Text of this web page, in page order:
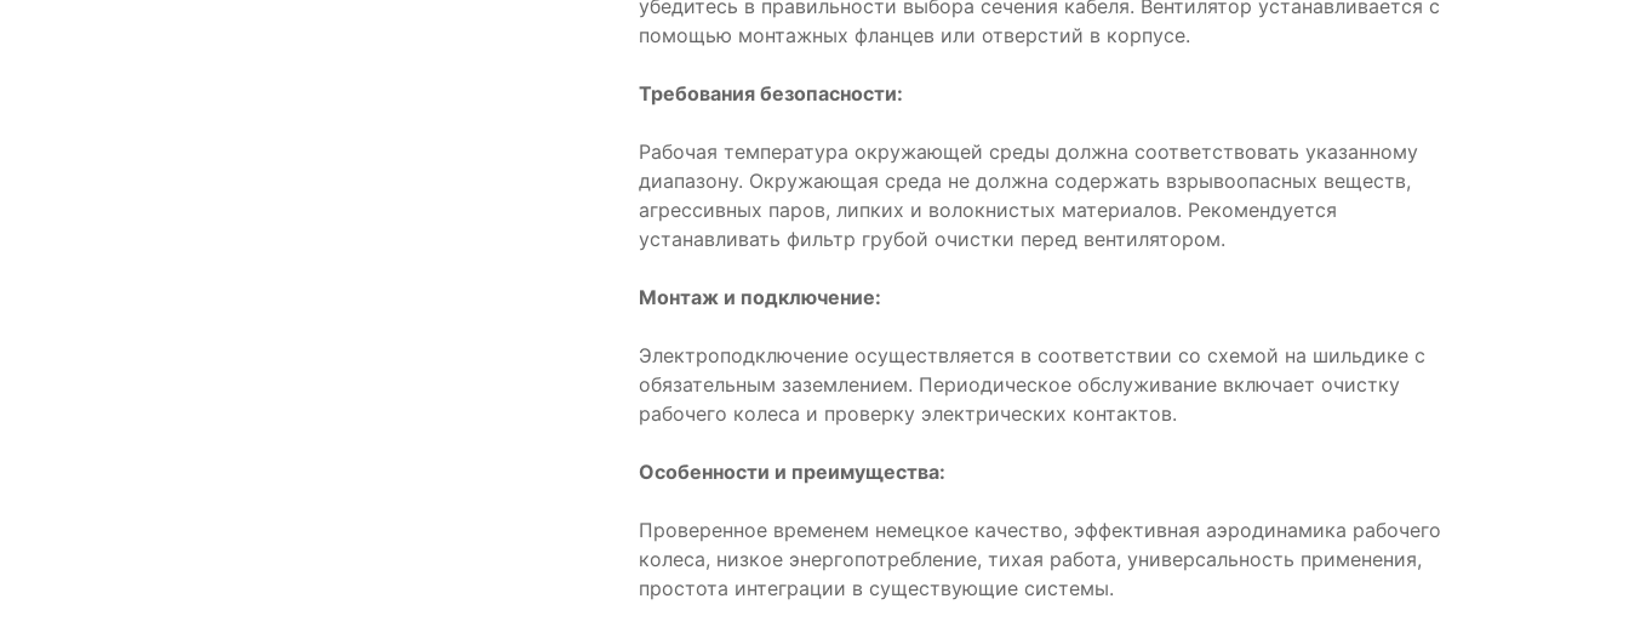
убедитесь в правильности выбора сечения кабеля. Вентилятор устанавливается с
помощью монтажных фланцев или отверстий в корпусе.
Требования безопасности:
Рабочая температура окружающей среды должна соответствовать указанному
диапазону. Окружающая среда не должна содержать взрывоопасных веществ,
агрессивных паров, липких и волокнистых материалов. Рекомендуется
устанавливать фильтр грубой очистки перед вентилятором.
Монтаж и подключение:
Электроподключение осуществляется в соответствии со схемой на шильдике с
обязательным заземлением. Периодическое обслуживание включает очистку
рабочего колеса и проверку электрических контактов.
Особенности и преимущества:
Проверенное временем немецкое качество, эффективная аэродинамика рабочего
колеса, низкое энергопотребление, тихая работа, универсальность применения,
простота интеграции в существующие системы.